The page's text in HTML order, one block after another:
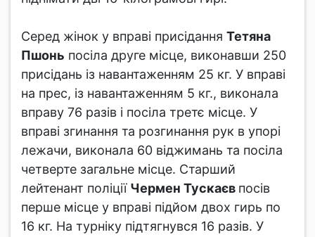
Серед жінок у вправі присідання Тетяна
Пшонь посіла друге місце, виконавши 250
присідань із навантаженням 25 кг. У вправі
на прес, із навантаженням 5 кг., виконала
вправу 76 разів і посіла третє місце. У
вправі згинання та розгинання рук в упорі
лежачи, виконала 60 віджимань та посіла
четверте загальне місце. Старший
лейтенант поліції Чермен Тускаєв посів
перше місце у вправі підйом двох гирь по
16 кг. На турніку підтягнувся 16 разів. У